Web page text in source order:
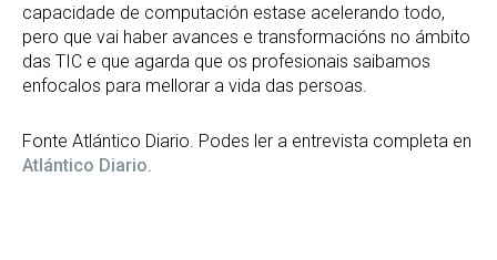
capacidade de computación estase acelerando todo,
pero que vai haber avances e transformacións no ámbito
das TIC e que agarda que os profesionais saibamos
enfocalos para mellorar a vida das persoas.
Fonte Atlántico Diario. Podes ler a entrevista completa en
Atlántico Diario.